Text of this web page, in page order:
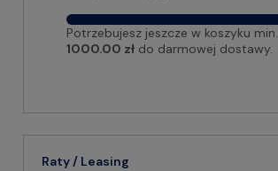
Potrzebujesz jeszcze w koszyku min.
1000.00 zł do darmowej dostawy.
Raty / Leasing